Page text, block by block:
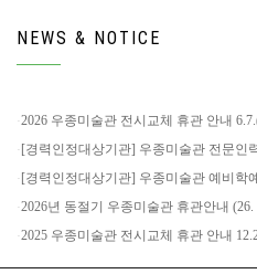
NEWS & NOTICE
2026 우종미술관 전시교체 휴관 안내
[경력인정대상기관] 우종미술관 전문인
[경력인정대상기관] 우종미술관 예비학
2026년 동절기 우종미술관 휴관안내 (26.
2025 우종미술관 전시교체 휴관 안내